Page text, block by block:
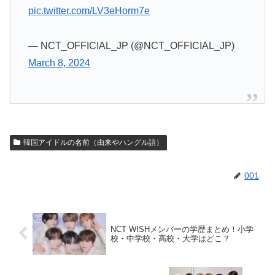
pic.twitter.com/LV3eHorm7e
— NCT_OFFICIAL_JP (@NCT_OFFICIAL_JP)
March 8, 2024
韓国アイドルの名前（由来やハングル語）
001
NCT WISHメンバーの学歴まとめ！小学
校・中学校・高校・大学はどこ？